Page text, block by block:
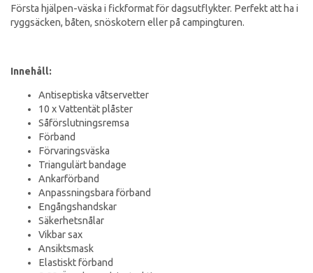
Första hjälpen-väska i fickformat för dagsutflykter. Perfekt att ha i
ryggsäcken, båten, snöskotern eller på campingturen.
Innehåll:
Antiseptiska våtservetter
10 x Vattentät plåster
Såförslutningsremsa
Förband
Förvaringsväska
Triangulärt bandage
Ankarförband
Anpassningsbara förband
Engångshandskar
Säkerhetsnålar
Vikbar sax
Ansiktsmask
Elastiskt förband